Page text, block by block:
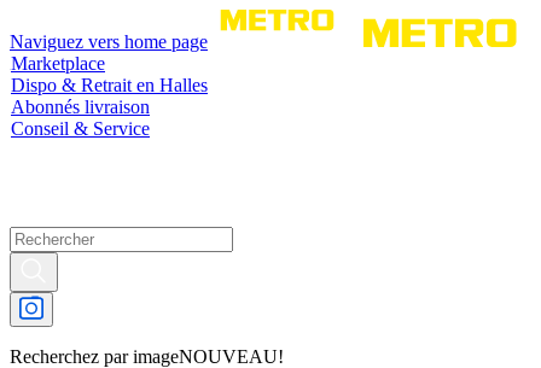
Naviguez vers home page
Marketplace
Dispo & Retrait en Halles
Abonnés livraison
Conseil & Service
Recherchez par imageNOUVEAU!